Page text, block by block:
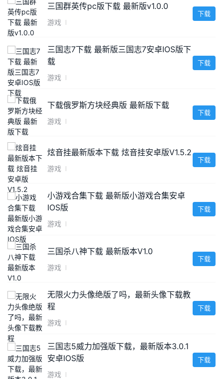
三国群英传pc版下载 最新版v1.0.0
游戏
下载
三国志7下载 最新版三国志7安卓IOS版下
载
游戏
下载
下载俄罗斯方块经典版 最新版下载
游戏
下载
炫音挂最新版本下载 炫音挂安卓版V1.5.2
游戏
下载
小游戏合集下载 最新版小游戏合集安卓
IOS版
游戏
下载
三国杀八神下载 最新版本V1.0
游戏
下载
无限火力头像绝版了吗，最新头像下载教
程
游戏
下载
三国志5威力加强版下载，最新版本3.0.1
安卓IOS版
游戏
下载